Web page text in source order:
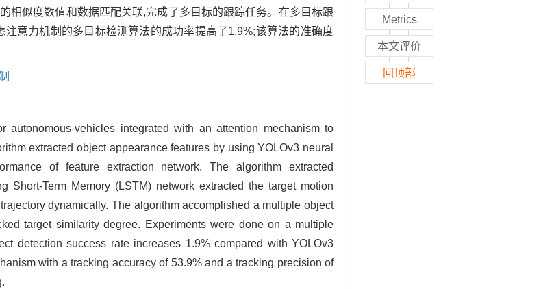
相似度数值和数据匹配关联,完成了多目标的跟踪任务。在多目标跟
意力机制的多目标检测算法的成功率提高了1.9%;该算法的准确度
vehicles integrated with an attention mechanism to
extracted object appearance features by using YOLOv3 neural
of feature extraction network. The algorithm extracted
Term Memory (LSTM) network extracted the target motion
dynamically. The algorithm accomplished a multiple object
target similarity degree. Experiments were done on a multiple
detection success rate increases 1.9% compared with YOLOv3
with a tracking accuracy of 53.9% and a tracking precision of
Metrics
本文评价
回顶部